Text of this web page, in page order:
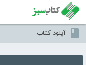
آپلود کتاب